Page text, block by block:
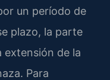
un período de
plazo, la parte
extensión de la
Para